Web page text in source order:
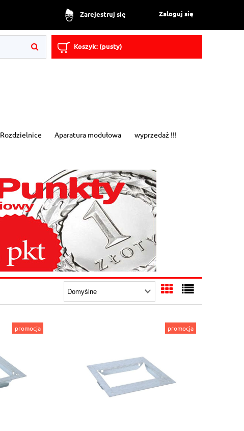
Zarejestruj się Zaloguj się
Koszyk: (pusty)
Rozdzielnice Aparatura modułowa wyprzedaż !!!
promocja promocja